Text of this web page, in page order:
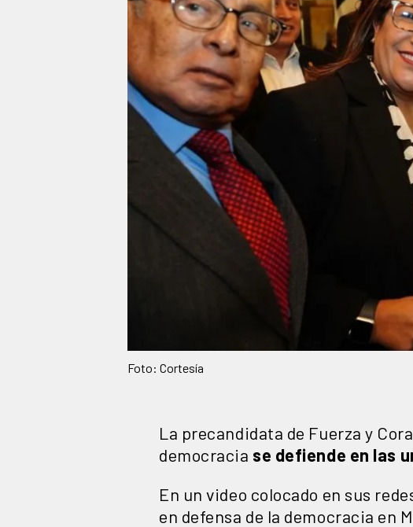
Foto: Cortesía
La precandidata de Fuerza y
democracia se defiende en las
En un video colocado en sus
en defensa de la democracia en